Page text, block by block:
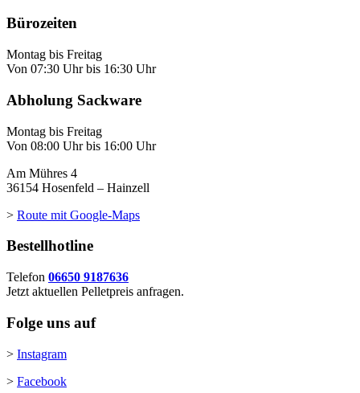
Bürozeiten
Montag bis Freitag
Von 07:30 Uhr bis 16:30 Uhr
Abholung Sackware
Montag bis Freitag
Von 08:00 Uhr bis 16:00 Uhr
Am Mühres 4
36154 Hosenfeld – Hainzell
> Route mit Google-Maps
Bestellhotline
Telefon 06650 9187636
Jetzt aktuellen Pelletpreis anfragen.
Folge uns auf
> Instagram
> Facebook